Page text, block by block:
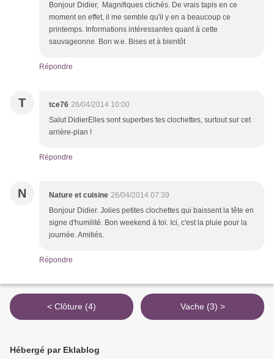
Bonjour Didier, Magnifiques clichés. De vrais tapis en ce
moment en effet, il me semble qu'il y en a beaucoup ce
printemps. Informations intéressantes quant à cette
sauvageonne. Bon w.e. Bises et à bientôt
Répondre
T tce76 26/04/2014 10:00
Salut DidierElles sont superbes tes clochettes, surtout sur cet
arrière-plan !
Répondre
N Nature et cuisine 26/04/2014 07:39
Bonjour Didier. Jolies petites clochettes qui baissent la tête en
signe d'humilité. Bon weekend à toi. Ici, c'est la pluie pour la
journée. Amitiés.
Répondre
< Clôture (4) Vache (3) >
Hébergé par Eklablog